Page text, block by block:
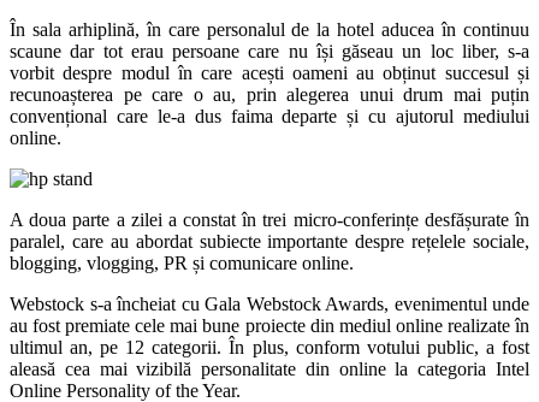
În sala arhiplină, în care personalul de la hotel aducea în continuu
scaune dar tot erau persoane care nu își găseau un loc liber, s-a
vorbit despre modul în care acești oameni au obținut succesul și
recunoașterea pe care o au, prin alegerea unui drum mai puțin
convențional care le-a dus faima departe și cu ajutorul mediului
online.
A doua parte a zilei a constat în trei micro-conferințe desfășurate în
paralel, care au abordat subiecte importante despre rețelele sociale,
blogging, vlogging, PR și comunicare online.
Webstock s-a încheiat cu Gala Webstock Awards, evenimentul unde
au fost premiate cele mai bune proiecte din mediul online realizate în
ultimul an, pe 12 categorii. În plus, conform votului public, a fost
aleasă cea mai vizibilă personalitate din online la categoria Intel
Online Personality of the Year.